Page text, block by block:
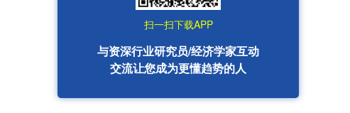
扫一扫下载APP
与资深行业研究员/经济学家互动
交流让您成为更懂趋势的人